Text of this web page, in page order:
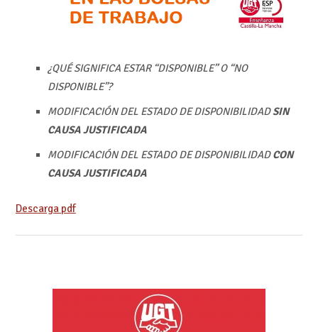
¿QUÉ SIGNIFICA ESTAR “DISPONIBLE” O “NO
DISPONIBLE”?
MODIFICACIÓN DEL ESTADO DE DISPONIBILIDADSIN
CAUSA JUSTIFICADA
MODIFICACIÓN DEL ESTADO DE DISPONIBILIDADCON
CAUSA JUSTIFICADA
Descarga pdf